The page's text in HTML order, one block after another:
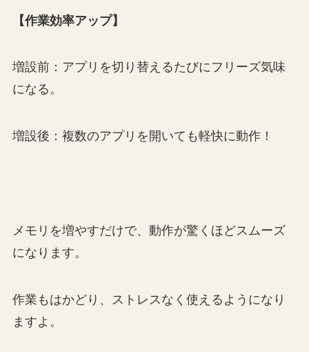
【作業効率アップ】
増設前：アプリを切り替えるたびにフリーズ気味
になる。
増設後：複数のアプリを開いても軽快に動作！
メモリを増やすだけで、動作が驚くほどスムーズ
になります。
作業もはかどり、ストレスなく使えるようになり
ますよ。